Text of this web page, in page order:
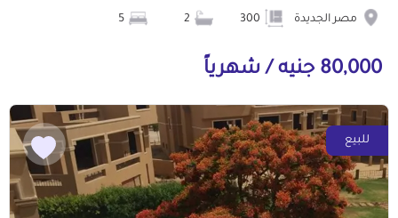
مصر الجديدة 5
80,000 جنيه / شهرياً
للبيع